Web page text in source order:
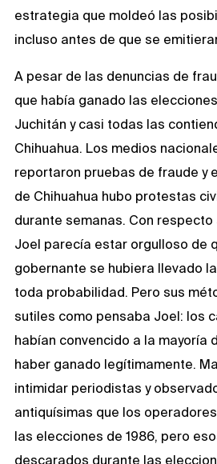
estrategia que moldeó las
incluso antes de que se
A pesar de las denuncias de
que había ganado las
Juchitán y casi todas las
Chihuahua. Los medios
reportaron pruebas de fraude y
de Chihuahua hubo protestas
durante semanas. Con respecto
Joel parecía estar orgulloso de
gobernante se hubiera llevado
toda probabilidad. Pero sus
sutiles como pensaba Joel: los
habían convencido a la mayoría
haber ganado legítimamente.
intimidar periodistas y
antiquísimas que los
las elecciones de 1986, pero
descarados durante las